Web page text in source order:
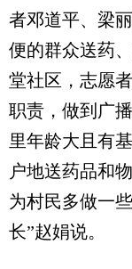
者邓道平、梁
便的群众送药
堂社区，志愿
职责，做到广
里年龄大且有
户地送药品和
为村民多做一
长”赵娟说。